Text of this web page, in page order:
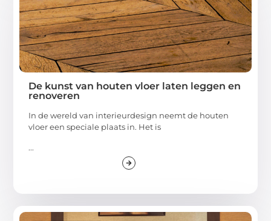
De kunst van houten vloer laten leggen en
renoveren
In de wereld van interieurdesign neemt de houten
vloer een speciale plaats in. Het is
...